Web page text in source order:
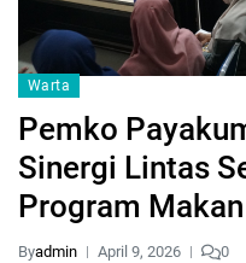
Warta
Pemko
Sinergi Lintas
Program
Byadmin April 9, 2026 0